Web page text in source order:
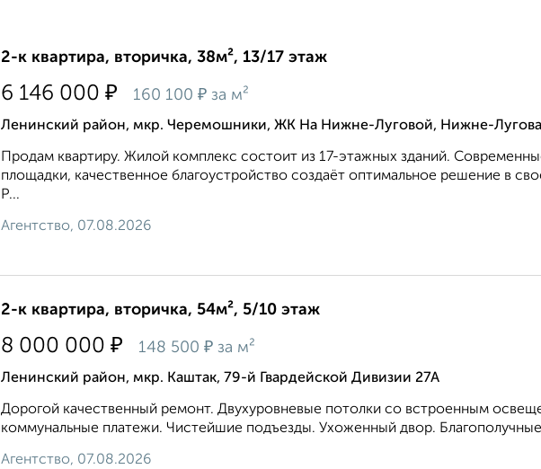
2-к квартира, вторичка, 38м², 13/17 этаж
6 146 000 ₽ 160 100 ₽ за м²
Ленинский район, мкр. Черемошники, ЖК На Нижне-Луговой, Нижне-
Продам квартиру. Жилой комплекс состоит из 17-этажных зданий.
площадки, качественное благоустройство создаёт оптимальное решение в
Р...
Агентство, 07.08.2026
2-к квартира, вторичка, 54м², 5/10 этаж
8 000 000 ₽ 148 500 ₽ за м²
Ленинский район, мкр. Каштак, 79-й Гвардейской Дивизии 27А
Дорогой качественный ремонт. Двухуровневые потолки со встроенным
коммунальные платежи. Чистейшие подъезды. Ухоженный двор.
Агентство, 07.08.2026